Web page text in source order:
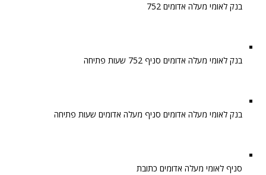
בנק לאומי מעלה אדומים 752
בנק לאומי מעלה אדומים סניף 752 שעות פתיחה
בנק לאומי מעלה אדומים סניף מעלה אדומים שעות פתיחה
סניף לאומי מעלה אדומים כתובת